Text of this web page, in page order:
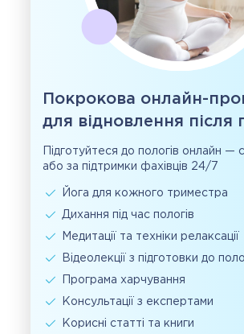
Покрокова онлайн-
для відновлення після
Підготуйтеся до пологів онлайн —
або за підтримки фахівців 24/7
Йога для кожного триместра
Дихання під час пологів
Медитації та техніки релаксації
Відеолекції з підготовки до
Програма харчування
Консультації з експертами
Корисні статті та книги